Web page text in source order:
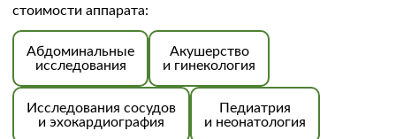
стоимости аппарата:
Абдоминальные
исследования
Акушерство
и гинекология
Исследования сосудов
и эхокардиография
Педиатрия
и неонатология